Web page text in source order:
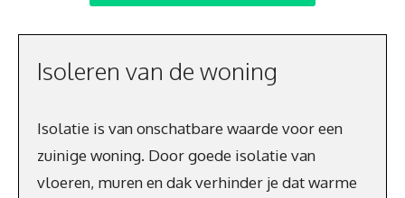
Isoleren van de woning
Isolatie is van onschatbare waarde voor een
zuinige woning. Door goede isolatie van
vloeren, muren en dak verhinder je dat warme